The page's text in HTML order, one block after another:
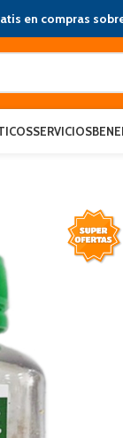
en compras
SERVICIOS